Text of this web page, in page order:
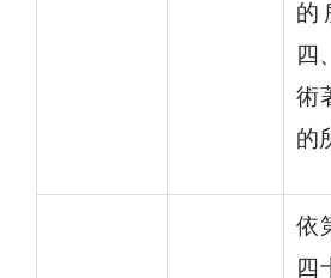
的
四
術
的
依
四